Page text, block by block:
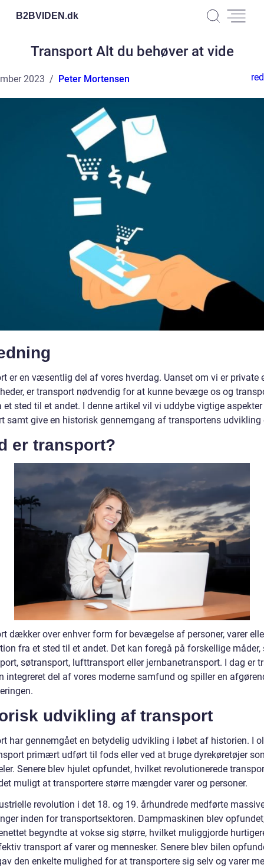
B2BVIDEN.dk
Transport Alt du behøver at vide
2023 Peter Mortensen
er en væsentlig del af vores hverdag. Uanset om vi er private
er transport nødvendig for at kunne bevæge os og
et sted til et andet. I denne artikel vil vi uddybe vigtige aspekter
samt give en historisk gennemgang af transportens udvikling
er transport?
dækker over enhver form for bevægelse af personer, varer
fra et sted til et andet. Det kan foregå på forskellige måder,
søtransport, lufttransport eller jernbanetransport. I dag er
integreret del af vores moderne samfund og spiller en
udvikling af transport
har gennemgået en betydelig udvikling i løbet af historien. I
primært udført til fods eller ved at bruge dyrekøretøjer
Senere blev hjulet opfundet, hvilket revolutionerede
muligt at transportere større mængder varer og personer.
revolution i det 18. og 19. århundrede medførte
inden for transportsektoren. Dampmaskinen blev
begyndte at vokse sig større, hvilket muliggjorde
transport af varer og mennesker. Senere blev bilen
den enkelte mulighed for at transportere sig selv og varer